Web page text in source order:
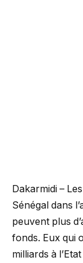
Dakarmidi –
Sénégal dans
peuvent plus
fonds. Eux qui
milliards à